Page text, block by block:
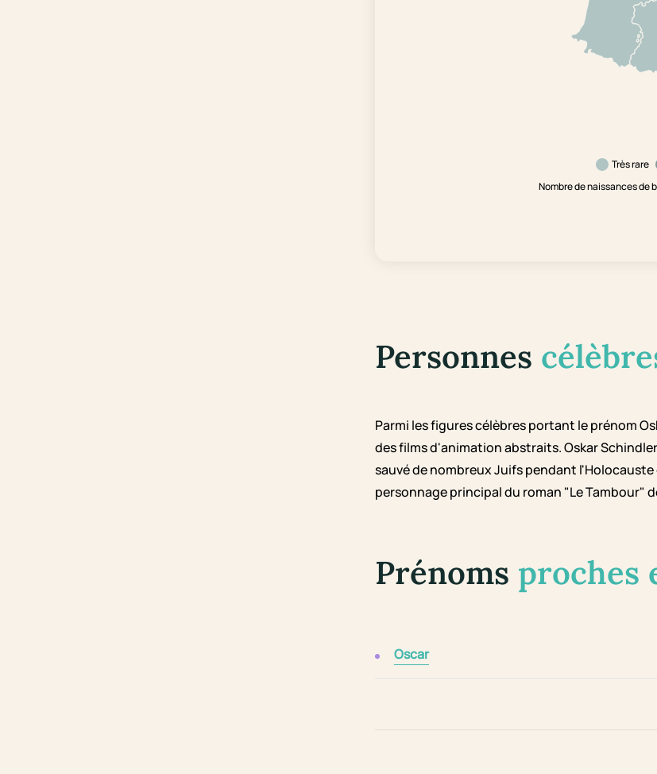
Très rare
Nombre de naissances de
Personnes
Parmi les figures célèbres portant le prénom
des films d'animation abstraits. Oskar
sauvé de nombreux Juifs pendant
personnage principal du roman "Le Tambour"
Prénoms proches
Oscar